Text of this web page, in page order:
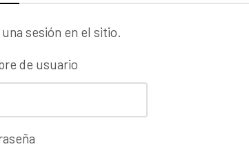
una sesión en el sitio.
de usuario